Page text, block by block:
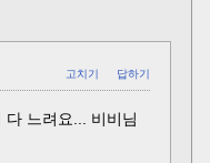
고치기 답하기
다 느려요... 비비님